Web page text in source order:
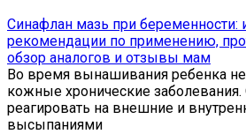
Синафлан мазь при беременности:
рекомендации по применению,
обзор аналогов и отзывы мам
Во время вынашивания ребенка
кожные хронические заболевания.
реагировать на внешние и
высыпаниями